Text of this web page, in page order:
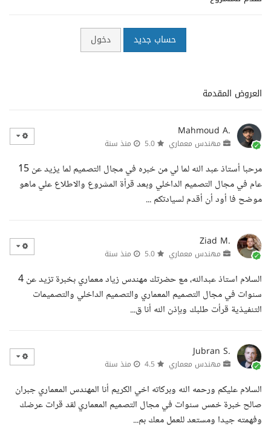
حساب جديد دخول
العروض المقدمة
Mahmoud A.
مهندس معماري منذ سنة
مرحبا أستاذ عبد الله لما لي من خبره في مجال التصميم لما يزيد عن 15
عام في مجال التصميم الداخلي وبعد قرأة المشروع والاطلاع علي ماهو
موضح فا أود أن أقدم لسيادتكم ...
Ziad M.
مهندس معماري منذ سنة
السلام استاذ عبدالله، مع حضرتك مهندس زياد معماري بخبرة تزيد عن 4
سنوات في مجال التصميم المعماري والتصميم الداخلي والتصميمات
التنفيذية قرأت طلبك وبإذن الله أنا ق...
Jubran S.
مهندس معماري منذ سنة
السلام عليكم ورحمه الله وبركاته اخي الكريم أنا المهندس المعماري جبران
صالح خبرة خمس سنوات في مجال التصميم المعماري لقد قرات عرضك
وفهمته جيدا ومستعد للعمل معك بم...